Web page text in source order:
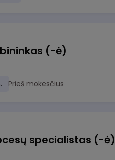
(-ė)
Prieš mokesčius
specialistas (-ė)